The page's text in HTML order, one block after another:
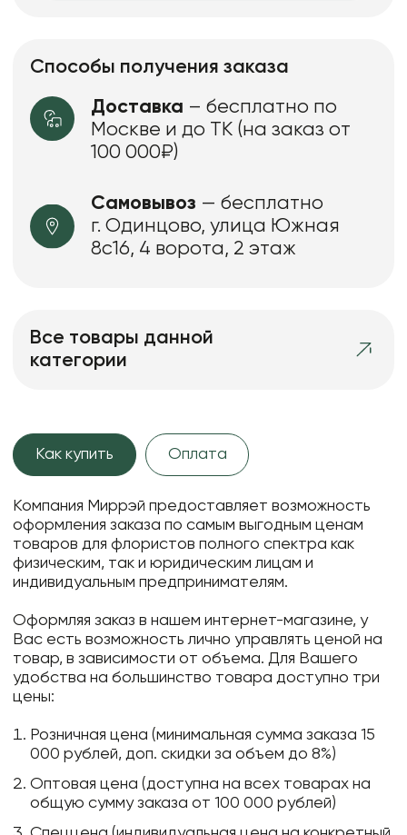
Способы получения заказа
Доставка – бесплатно по
Москве и до ТК (на заказ от
100 000₽)
Самовывоз — бесплатно
г. Одинцово, улица Южная
8с16, 4 ворота, 2 этаж
Все товары данной
категории
Как купить Оплата
Компания Миррэй предоставляет возможность
оформления заказа по самым выгодным ценам
товаров для флористов полного спектра как
физическим, так и юридическим лицам и
индивидуальным предпринимателям.
Оформляя заказ в нашем интернет-магазине, у
Вас есть возможность лично управлять ценой на
товар, в зависимости от объема. Для Вашего
удобства на большинство товара доступно три
цены:
Розничная цена (минимальная сумма заказа 15
000 рублей, доп. скидки за объем до 8%)
Оптовая цена (доступна на всех товарах на
общую сумму заказа от 100 000 рублей)